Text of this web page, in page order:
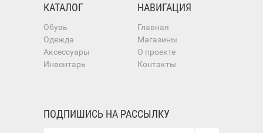
КАТАЛОГ
Обувь
Одежда
Аксессуары
Инвентарь
НАВИГАЦИЯ
Главная
Магазины
О проекте
Контакты
ПОДПИШИСЬ НА РАССЫЛКУ